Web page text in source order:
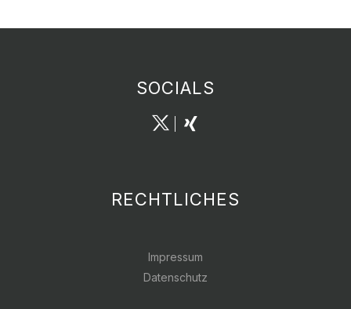
SOCIALS
RECHTLICHES
Impressum
Datenschutz